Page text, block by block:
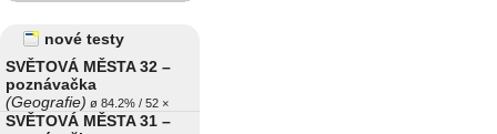
nové testy
SVĚTOVÁ MĚSTA 32 –
poznávačka
(Geografie) ø 84.2% / 52 ×
SVĚTOVÁ MĚSTA 31 –